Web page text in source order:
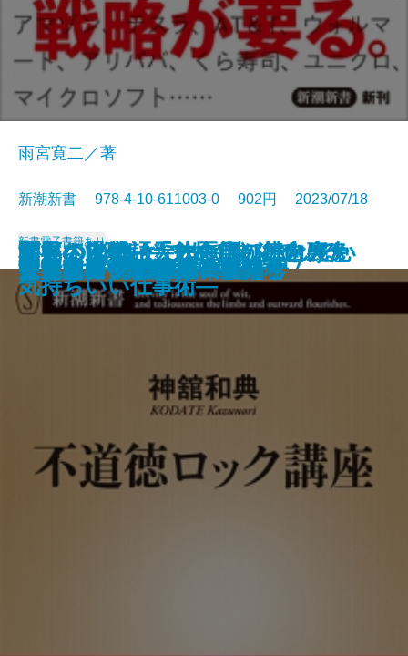
男と女―恋愛の落とし前―
過剰反応な人たち
お客さん物語―飲食店の舞台裏と
料理人の本音―
国家は巨大ITに勝てるのか
新版 メディアとテロリズム
がんの消滅―天才医師が挑む光免
疫療法―
ウクライナのサイバー戦争
言い訳するブッダ
聞いてはいけない―スルーしてい
い職場言葉―
世界のDXはどこまで進んでいる
か
雨宮寛二／著
新潮新書 978-4-10-611003-0 902円 2023/07/18
新書電子書籍あり
不道徳ロック講座
スサノヲの正体
キャリア弱者の成長戦略
ウクライナ戦争の軍事分析
学習院女子と皇室
フィリピンパブ嬢の経済学
幸福な退職―「その日」に向けた
気持ちいい仕事術―
世界史の中のヤバい女たち
交通崩壊
失礼な一言